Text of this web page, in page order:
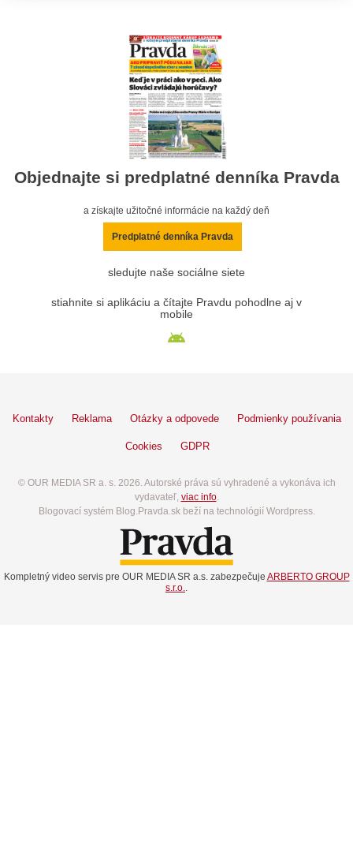
Objednajte si predplatné denníka Pravda
a získajte užitočné informácie na každý deň
Predplatné denníka Pravda
sledujte naše sociálne siete
stiahnite si aplikáciu a čítajte Pravdu pohodlne aj v
mobile
Kontakty Reklama Otázky a odpovede Podmienky používania
Cookies GDPR
© OUR MEDIA SR a. s. 2026. Autorské práva sú vyhradené a vykonáva ich
vydavateľ, viac info.
Blogovací systém Blog.Pravda.sk beží na technológií Wordpress.
Kompletný video servis pre OUR MEDIA SR a.s. zabezpečuje ARBERTO GROUP
s.r.o..